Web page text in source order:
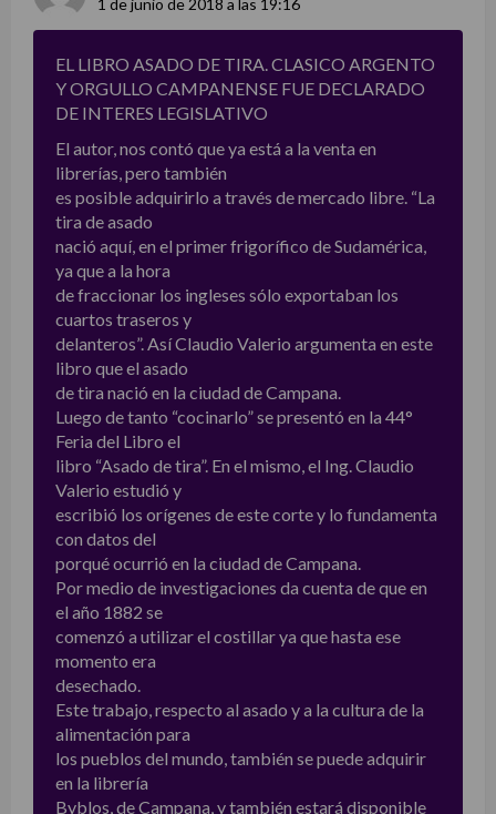
1 de junio de 2018 a las 19:16
EL LIBRO ASADO DE TIRA. CLASICO ARGENTO
Y ORGULLO CAMPANENSE FUE DECLARADO
DE INTERES LEGISLATIVO
El autor, nos contó que ya está a la venta en
librerías, pero también
es posible adquirirlo a través de mercado libre. “La
tira de asado
nació aquí, en el primer frigorífico de Sudamérica,
ya que a la hora
de fraccionar los ingleses sólo exportaban los
cuartos traseros y
delanteros”. Así Claudio Valerio argumenta en este
libro que el asado
de tira nació en la ciudad de Campana.
Luego de tanto “cocinarlo” se presentó en la 44°
Feria del Libro el
libro “Asado de tira”. En el mismo, el Ing. Claudio
Valerio estudió y
escribió los orígenes de este corte y lo fundamenta
con datos del
porqué ocurrió en la ciudad de Campana.
Por medio de investigaciones da cuenta de que en
el año 1882 se
comenzó a utilizar el costillar ya que hasta ese
momento era
desechado.
Este trabajo, respecto al asado y a la cultura de la
alimentación para
los pueblos del mundo, también se puede adquirir
en la librería
Byblos, de Campana, y también estará disponible